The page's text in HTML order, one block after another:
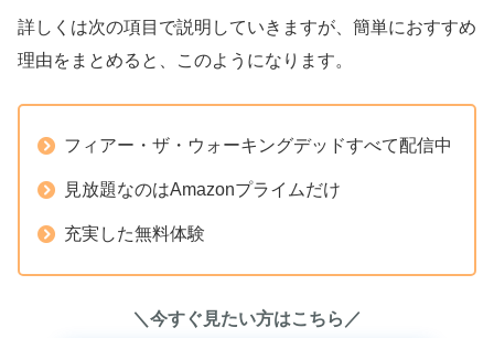
詳しくは次の項目で説明していきますが、簡単におすすめ
理由をまとめると、このようになります。
フィアー・ザ・ウォーキングデッドすべて配信中
見放題なのはAmazonプライムだけ
充実した無料体験
＼今すぐ見たい方はこちら／